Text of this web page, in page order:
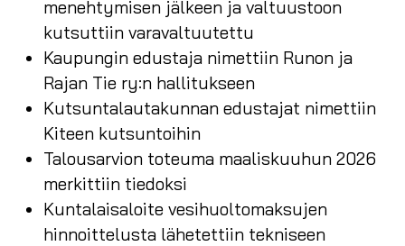
menehtymisen jälkeen ja valtuustoon
kutsuttiin varavaltuutettu
Kaupungin edustaja nimettiin Runon ja
Rajan Tie ry:n hallitukseen
Kutsuntalautakunnan edustajat nimettiin
Kiteen kutsuntoihin
Talousarvion toteuma maaliskuuhun 2026
merkittiin tiedoksi
Kuntalaisaloite vesihuoltomaksujen
hinnoittelusta lähetettiin tekniseen